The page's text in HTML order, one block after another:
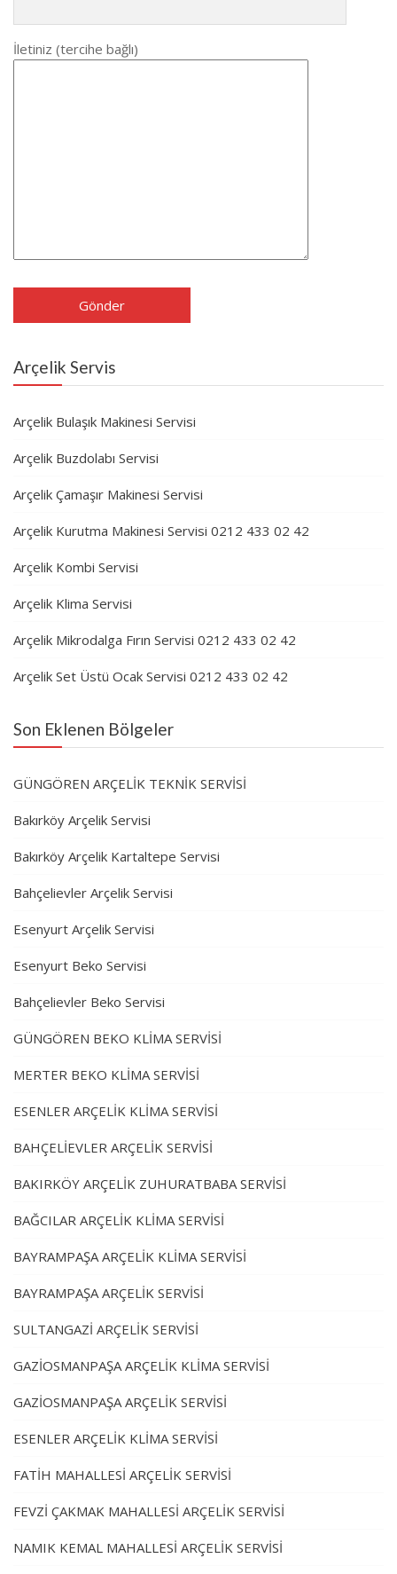
İletiniz (tercihe bağlı)
Arçelik Servis
Arçelik Bulaşık Makinesi Servisi
Arçelik Buzdolabı Servisi
Arçelik Çamaşır Makinesi Servisi
Arçelik Kurutma Makinesi Servisi 0212 433 02 42
Arçelik Kombi Servisi
Arçelik Klima Servisi
Arçelik Mikrodalga Fırın Servisi 0212 433 02 42
Arçelik Set Üstü Ocak Servisi 0212 433 02 42
Son Eklenen Bölgeler
GÜNGÖREN ARÇELİK TEKNİK SERVİSİ
Bakırköy Arçelik Servisi
Bakırköy Arçelik Kartaltepe Servisi
Bahçelievler Arçelik Servisi
Esenyurt Arçelik Servisi
Esenyurt Beko Servisi
Bahçelievler Beko Servisi
GÜNGÖREN BEKO KLİMA SERVİSİ
MERTER BEKO KLİMA SERVİSİ
ESENLER ARÇELİK KLİMA SERVİSİ
BAHÇELİEVLER ARÇELİK SERVİSİ
BAKIRKÖY ARÇELİK ZUHURATBABA SERVİSİ
BAĞCILAR ARÇELİK KLİMA SERVİSİ
BAYRAMPAŞA ARÇELİK KLİMA SERVİSİ
BAYRAMPAŞA ARÇELİK SERVİSİ
SULTANGAZİ ARÇELİK SERVİSİ
GAZİOSMANPAŞA ARÇELİK KLİMA SERVİSİ
GAZİOSMANPAŞA ARÇELİK SERVİSİ
ESENLER ARÇELİK KLİMA SERVİSİ
FATİH MAHALLESİ ARÇELİK SERVİSİ
FEVZİ ÇAKMAK MAHALLESİ ARÇELİK SERVİSİ
NAMIK KEMAL MAHALLESİ ARÇELİK SERVİSİ